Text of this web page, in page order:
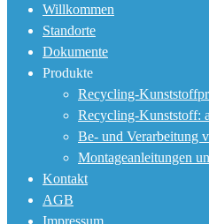
Willkommen
Standorte
Dokumente
Produkte
Recycling-
Recycling-Kunststoff:
Be- und Verarbeitung
Montageanleitungen
Kontakt
AGB
Impressum